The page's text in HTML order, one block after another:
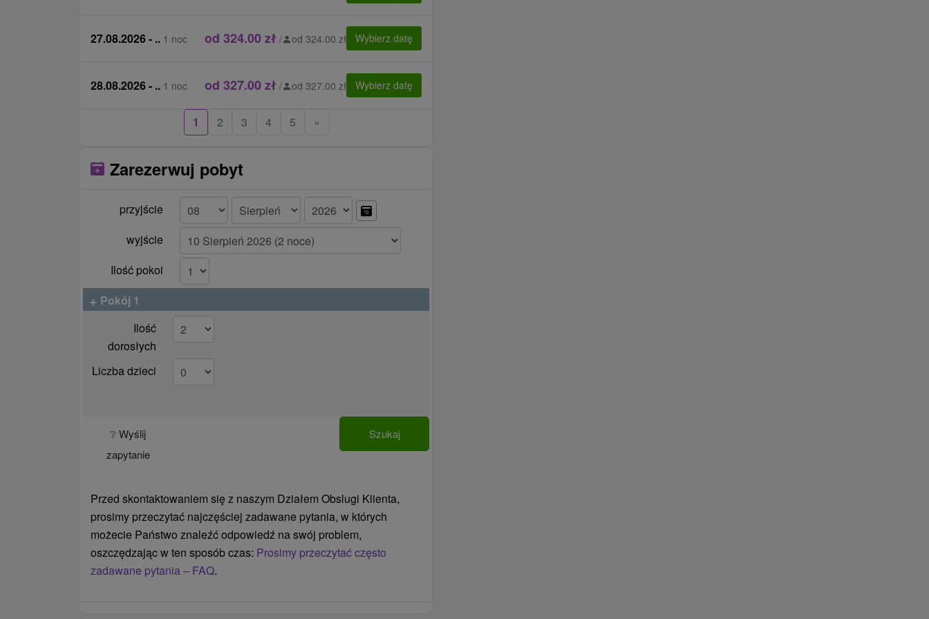
27.08.2026 - .. 1 noc od 324.00 zł / od 324.00 zł Wybierz datę
28.08.2026 - .. 1 noc od 327.00 zł / od 327.00 zł Wybierz datę
1 2 3 4 5 »
Zarezerwuj pobyt
przyjście
wyjście
Ilość pokoi
+ Pokój 1
Ilość
dorosłych
Liczba dzieci
❔ Wyślij
zapytanie
Szukaj
Przed skontaktowaniem się z naszym Działem Obslugi Klienta,
prosimy przeczytać najczęściej zadawane pytania, w których
możecie Państwo znaleźć odpowiedź na swój problem,
oszczędzając w ten sposób czas: Prosimy przeczytać często
zadawane pytania – FAQ.